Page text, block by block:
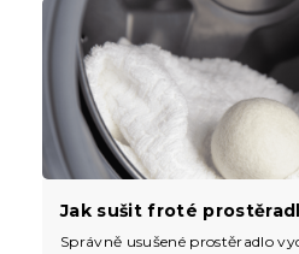
Jak sušit froté
Správně usušené prostěradlo